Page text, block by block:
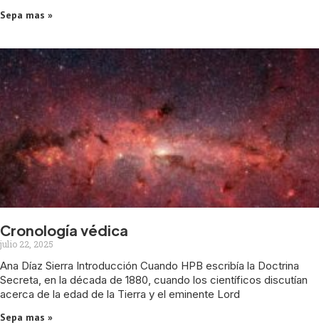
Sepa mas »
Cronología védica
julio 22, 2025
Ana Díaz Sierra Introducción Cuando HPB escribía la Doctrina
Secreta, en la década de 1880, cuando los científicos discutían
acerca de la edad de la Tierra y el eminente Lord
Sepa mas »